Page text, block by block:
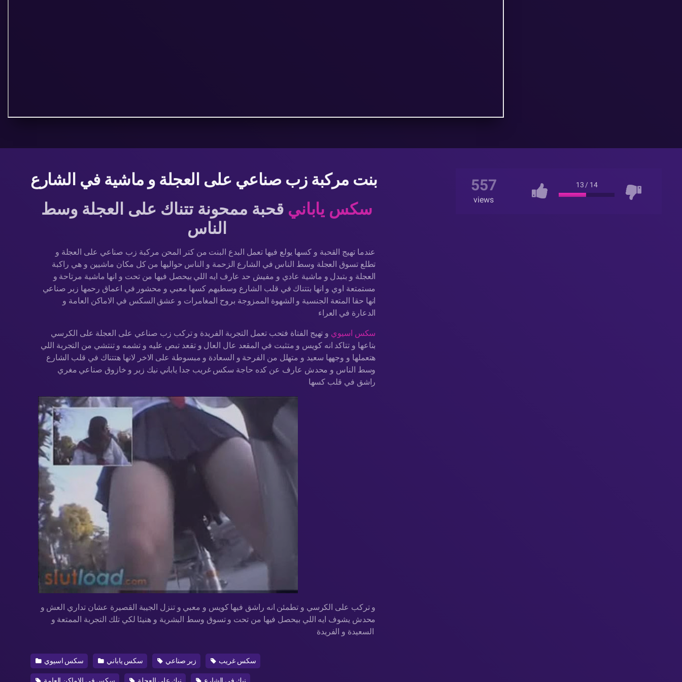
بنت مركبة زب صناعي على العجلة و ماشية في الشارع
سكس ياباني قحبة ممحونة تتناك على العجلة وسط
الناس
عندما تهيج القحبة و كسها يولع فيها تعمل البدع البنت من كتر المحن مركبة زب صناعي على العجلة و
تطلع تسوق العجلة وسط الناس في الشارع الزحمة و الناس حواليها من كل مكان ماشيين و هي راكبة
العجلة و بتبدل و ماشية عادي و مفيش حد عارف ايه اللي بيحصل فيها من تحت و انها ماشية مرتاحة و
مستمتعة اوي و انها بتتناك في قلب الشارع وسطيهم كسها معبي و محشور في اعماق رحمها زبر صناعي
انها حقا المتعة الجنسية و الشهوة الممزوجة بروح المغامرات و عشق السكس في الاماكن العامة و
الدعارة في العراء
سكس اسيوي و تهيج الفتاة فتحب تعمل التجربة الفريدة و تركب زب صناعي على العجلة على الكرسي
بتاعها و تتاكد انه كويس و متثبت في المقعد عال العال و تقعد تبص عليه و تشمه و تنتشي من التجربة اللي
هتعملها و وجهها سعيد و متهلل من الفرحة و السعادة و مبسوطة على الاخر لانها هتتناك في قلب الشارع
وسط الناس و محدش عارف عن كده حاجة سكس غريب جدا ياباني نيك زبر و خازوق صناعي مغري
راشق في قلب كسها
و تركب على الكرسي و تطمئن انه راشق فيها كويس و معبي و تنزل الجيبة القصيرة عشان تداري العش و
محدش يشوف ايه اللي بيحصل فيها من تحت و تسوق وسط البشرية و هنيئا لكي تلك التجربة الممتعة و
سكس اسيوي سكس ياباني زبر صناعي سكس غريب
557
views
13 / 14